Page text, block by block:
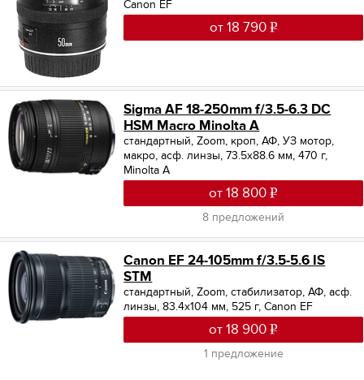
Canon EF
от 18 790
Sigma AF 18-250mm f/3.5-6.3 DC
HSM Macro Minolta A
стандартный, Zoom, кроп, АФ, УЗ мотор,
макро, асф. линзы, 73.5x88.6 мм, 470 г,
Minolta A
от 18 800
8 предложений
Canon EF 24-105mm f/3.5-5.6 IS
STM
стандартный, Zoom, стабилизатор, АФ, асф.
линзы, 83.4x104 мм, 525 г, Canon EF
от 18 900
1 предложение